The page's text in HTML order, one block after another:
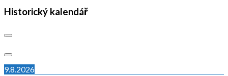
Historický kalendář
9.8.2026